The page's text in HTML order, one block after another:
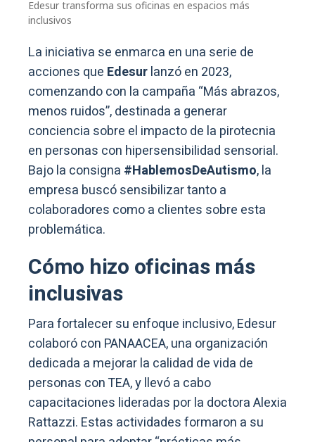
Edesur transforma sus oficinas en espacios más
inclusivos
La iniciativa se enmarca en una serie de
acciones que Edesurlanzó en 2023,
comenzando con la campaña “Más abrazos,
menos ruidos”, destinada a generar
conciencia sobre el impacto de la pirotecnia
en personas con hipersensibilidad sensorial.
Bajo la consigna #HablemosDeAutismo, la
empresa buscó sensibilizar tanto a
colaboradores como a clientes sobre esta
problemática.
Cómo hizo oficinas más
inclusivas
Para fortalecer su enfoque inclusivo, Edesur
colaboró con PANAACEA, una organización
dedicada a mejorar la calidad de vida de
personas con TEA, y llevó a cabo
capacitaciones lideradas por la doctora Alexia
Rattazzi. Estas actividades formaron a su